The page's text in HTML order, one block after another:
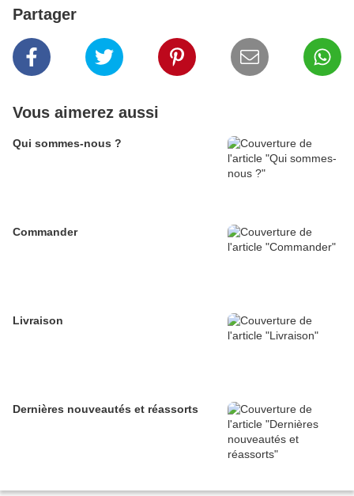
Partager
Vous aimerez aussi
Qui sommes-nous ?
Commander
Livraison
Dernières nouveautés et réassorts